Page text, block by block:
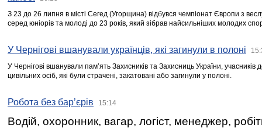
З 23 до 26 липня в місті Сегед (Угорщина) відбувся чемпіонат Європи з
серед юніорів та молоді до 23 років, який зібрав найсильніших молодих
У Чернігові вшанували українців, які загинули в полоні
У Чернігові вшанували пам’ять Захисників та Захисниць України,
цивільних осіб, які були страчені, закатовані або загинули у полоні.
Робота без бар’єрів 15:14
Водій, охоронник, вагар, логіст, менеджер,